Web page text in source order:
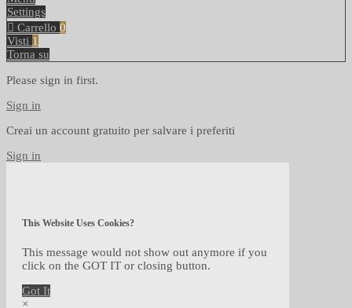
Settings
Carrello 0
Visti 1
Torna su
Please sign in first.
Sign in
Creai un account gratuito per salvare i preferiti
Sign in
This Website Uses Cookies?
This message would not show out anymore if you
click on the GOT IT or closing button.
Got It
×